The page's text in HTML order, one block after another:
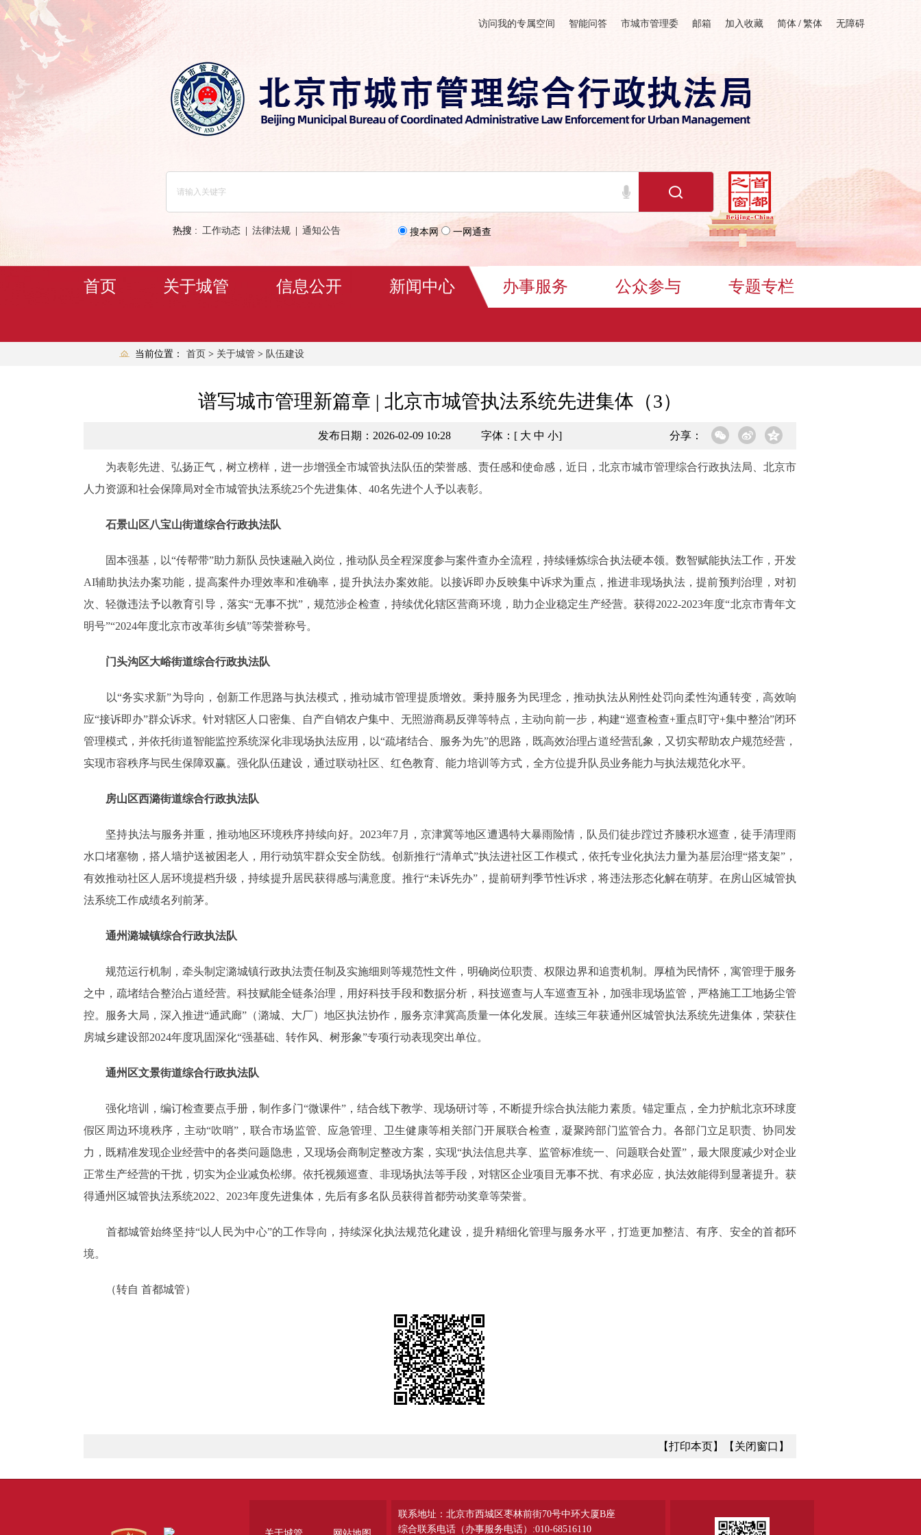
访问我的专属空间 智能问答 市城市管理委 邮箱 加入收藏 简体 / 繁体 无障碍
搜本网 一网通查
热搜 : 工作动态 法律法规 通知公告
首页 关于城管 信息公开 新闻中心 办事服务 公众参与 专题专栏
当前位置： 首页 > 关于城管 > 队伍建设
谱写城市管理新篇章 | 北京市城管执法系统先进集体（3）
发布日期：2026-02-09 10:28 字体：[ 大 中 小] 分享：
为表彰先进、弘扬正气，树立榜样，进一步增强全市城管执法队伍的荣誉感、责任感和使命感，近日，北京市城市管理综合行政执法局、北京市
人力资源和社会保障局对全市城管执法系统25个先进集体、40名先进个人予以表彰。
石景山区八宝山街道综合行政执法队
固本强基，以“传帮带”助力新队员快速融入岗位，推动队员全程深度参与案件查办全流程，持续锤炼综合执法硬本领。数智赋能执法工作，开发
AI辅助执法办案功能，提高案件办理效率和准确率，提升执法办案效能。以接诉即办反映集中诉求为重点，推进非现场执法，提前预判治理，对初
次、轻微违法予以教育引导，落实“无事不扰”，规范涉企检查，持续优化辖区营商环境，助力企业稳定生产经营。获得2022-2023年度“北京市青年文
明号”“2024年度北京市改革街乡镇”等荣誉称号。
门头沟区大峪街道综合行政执法队
以“务实求新”为导向，创新工作思路与执法模式，推动城市管理提质增效。秉持服务为民理念，推动执法从刚性处罚向柔性沟通转变，高效响
应“接诉即办”群众诉求。针对辖区人口密集、自产自销农户集中、无照游商易反弹等特点，主动向前一步，构建“巡查检查+重点盯守+集中整治”闭环
管理模式，并依托街道智能监控系统深化非现场执法应用，以“疏堵结合、服务为先”的思路，既高效治理占道经营乱象，又切实帮助农户规范经营，
实现市容秩序与民生保障双赢。强化队伍建设，通过联动社区、红色教育、能力培训等方式，全方位提升队员业务能力与执法规范化水平。
房山区西潞街道综合行政执法队
坚持执法与服务并重，推动地区环境秩序持续向好。2023年7月，京津冀等地区遭遇特大暴雨险情，队员们徒步蹚过齐膝积水巡查，徒手清理雨
水口堵塞物，搭人墙护送被困老人，用行动筑牢群众安全防线。创新推行“清单式”执法进社区工作模式，依托专业化执法力量为基层治理“搭支架”，
有效推动社区人居环境提档升级，持续提升居民获得感与满意度。推行“未诉先办”，提前研判季节性诉求，将违法形态化解在萌芽。在房山区城管执
法系统工作成绩名列前茅。
通州潞城镇综合行政执法队
规范运行机制，牵头制定潞城镇行政执法责任制及实施细则等规范性文件，明确岗位职责、权限边界和追责机制。厚植为民情怀，寓管理于服务
之中，疏堵结合整治占道经营。科技赋能全链条治理，用好科技手段和数据分析，科技巡查与人车巡查互补，加强非现场监管，严格施工工地扬尘管
控。服务大局，深入推进“通武廊”（潞城、大厂）地区执法协作，服务京津冀高质量一体化发展。连续三年获通州区城管执法系统先进集体，荣获住
房城乡建设部2024年度巩固深化“强基础、转作风、树形象”专项行动表现突出单位。
通州区文景街道综合行政执法队
强化培训，编订检查要点手册，制作多门“微课件”，结合线下教学、现场研讨等，不断提升综合执法能力素质。锚定重点，全力护航北京环球度
假区周边环境秩序，主动“吹哨”，联合市场监管、应急管理、卫生健康等相关部门开展联合检查，凝聚跨部门监管合力。各部门立足职责、协同发
力，既精准发现企业经营中的各类问题隐患，又现场会商制定整改方案，实现“执法信息共享、监管标准统一、问题联合处置”，最大限度减少对企业
正常生产经营的干扰，切实为企业减负松绑。依托视频巡查、非现场执法等手段，对辖区企业项目无事不扰、有求必应，执法效能得到显著提升。获
得通州区城管执法系统2022、2023年度先进集体，先后有多名队员获得首都劳动奖章等荣誉。
首都城管始终坚持“以人民为中心”的工作导向，持续深化执法规范化建设，提升精细化管理与服务水平，打造更加整洁、有序、安全的首都环
境。
（转自 首都城管）
【打印本页】 【关闭窗口】
联系地址：北京市西城区枣林前街70号中环大厦B座
综合联系电话（办事服务电话）:010-68516110